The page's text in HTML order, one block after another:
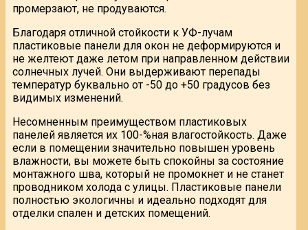
промерзают, не продуваются.
Благодаря отличной стойкости к УФ-лучам
пластиковые панели для окон не деформируются и
не желтеют даже летом при направленном действии
солнечных лучей. Они выдерживают перепады
температур буквально от -50 до +50 градусов без
видимых изменений.
Несомненным преимуществом пластиковых
панелей является их 100-%ная влагостойкость. Даже
если в помещении значительно повышен уровень
влажности, вы можете быть спокойны за состояние
монтажного шва, который не промокнет и не станет
проводником холода с улицы. Пластиковые панели
полностью экологичны и идеально подходят для
отделки спален и детских помещений.